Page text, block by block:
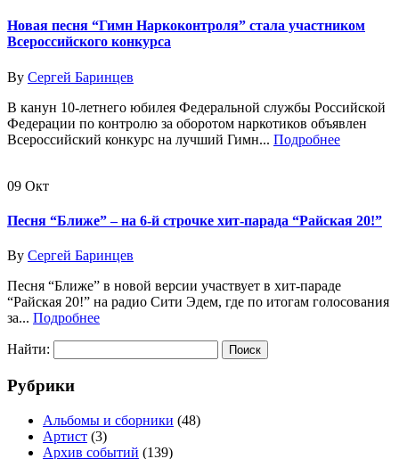
Новая песня “Гимн Наркоконтроля” стала участником
Всероссийского конкурса
By Сергей Баринцев
В канун 10-летнего юбилея Федеральной службы Российской
Федерации по контролю за оборотом наркотиков объявлен
Всероссийский конкурс на лучший Гимн... Подробнее
09 Окт
Песня “Ближе” – на 6-й строчке хит-парада “Райская 20!”
By Сергей Баринцев
Песня “Ближе” в новой версии участвует в хит-параде
“Райская 20!” на радио Сити Эдем, где по итогам голосования
за... Подробнее
Найти:
Рубрики
Альбомы и сборники (48)
Артист (3)
Архив событий (139)